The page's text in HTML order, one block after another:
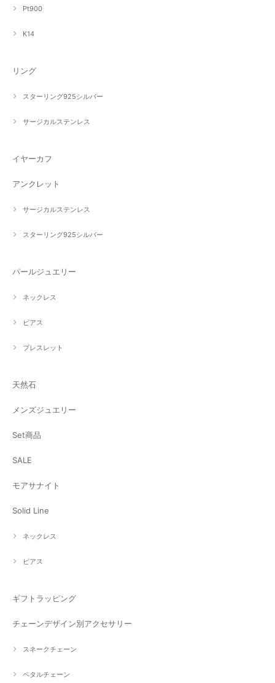
Pt900
K14
リング
スターリング925シルバー
サージカルステンレス
イヤーカフ
アンクレット
サージカルステンレス
スターリング925シルバー
パールジュエリー
ネックレス
ピアス
ブレスレット
天然石
メンズジュエリー
Set商品
SALE
モアサナイト
Solid Line
ネックレス
ピアス
ギフトラッピング
チェーンデザイン別アクセサリー
スネークチェーン
ペタルチェーン